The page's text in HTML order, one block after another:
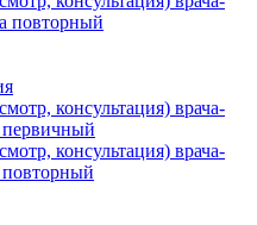
повторный
консультация) врача-
первичный
консультация) врача-
повторный